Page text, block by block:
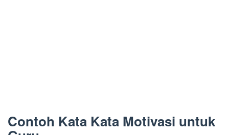
Contoh Kata Kata Motivasi untuk